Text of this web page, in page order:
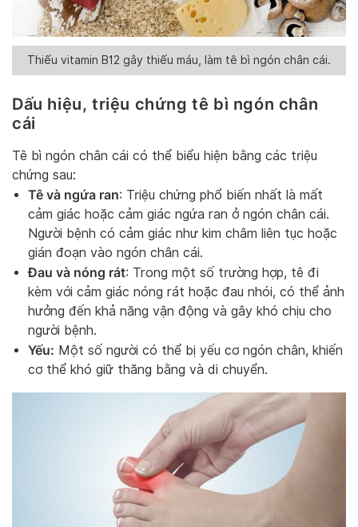
Thiếu vitamin B12 gây thiếu máu, làm tê bì ngón chân cái.
Dấu hiệu, triệu chứng tê bì ngón chân
cái
Tê bì ngón chân cái có thể biểu hiện bằng các triệu
chứng sau:
Tê và ngứa ran: Triệu chứng phổ biến nhất là mất
cảm giác hoặc cảm giác ngứa ran ở ngón chân cái.
Người bệnh có cảm giác như kim châm liên tục hoặc
gián đoạn vào ngón chân cái.
Đau và nóng rát: Trong một số trường hợp, tê đi
kèm với cảm giác nóng rát hoặc đau nhói, có thể ảnh
hưởng đến khả năng vận động và gây khó chịu cho
người bệnh.
Yếu: Một số người có thể bị yếu cơ ngón chân, khiến
cơ thể khó giữ thăng bằng và di chuyển.